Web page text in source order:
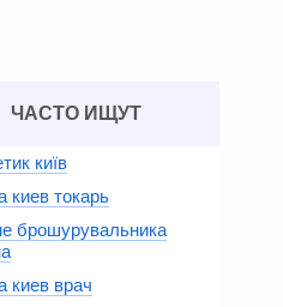
ЧАСТО ИЩУТ
київ
киев токарь
брошурувальника
киев врач